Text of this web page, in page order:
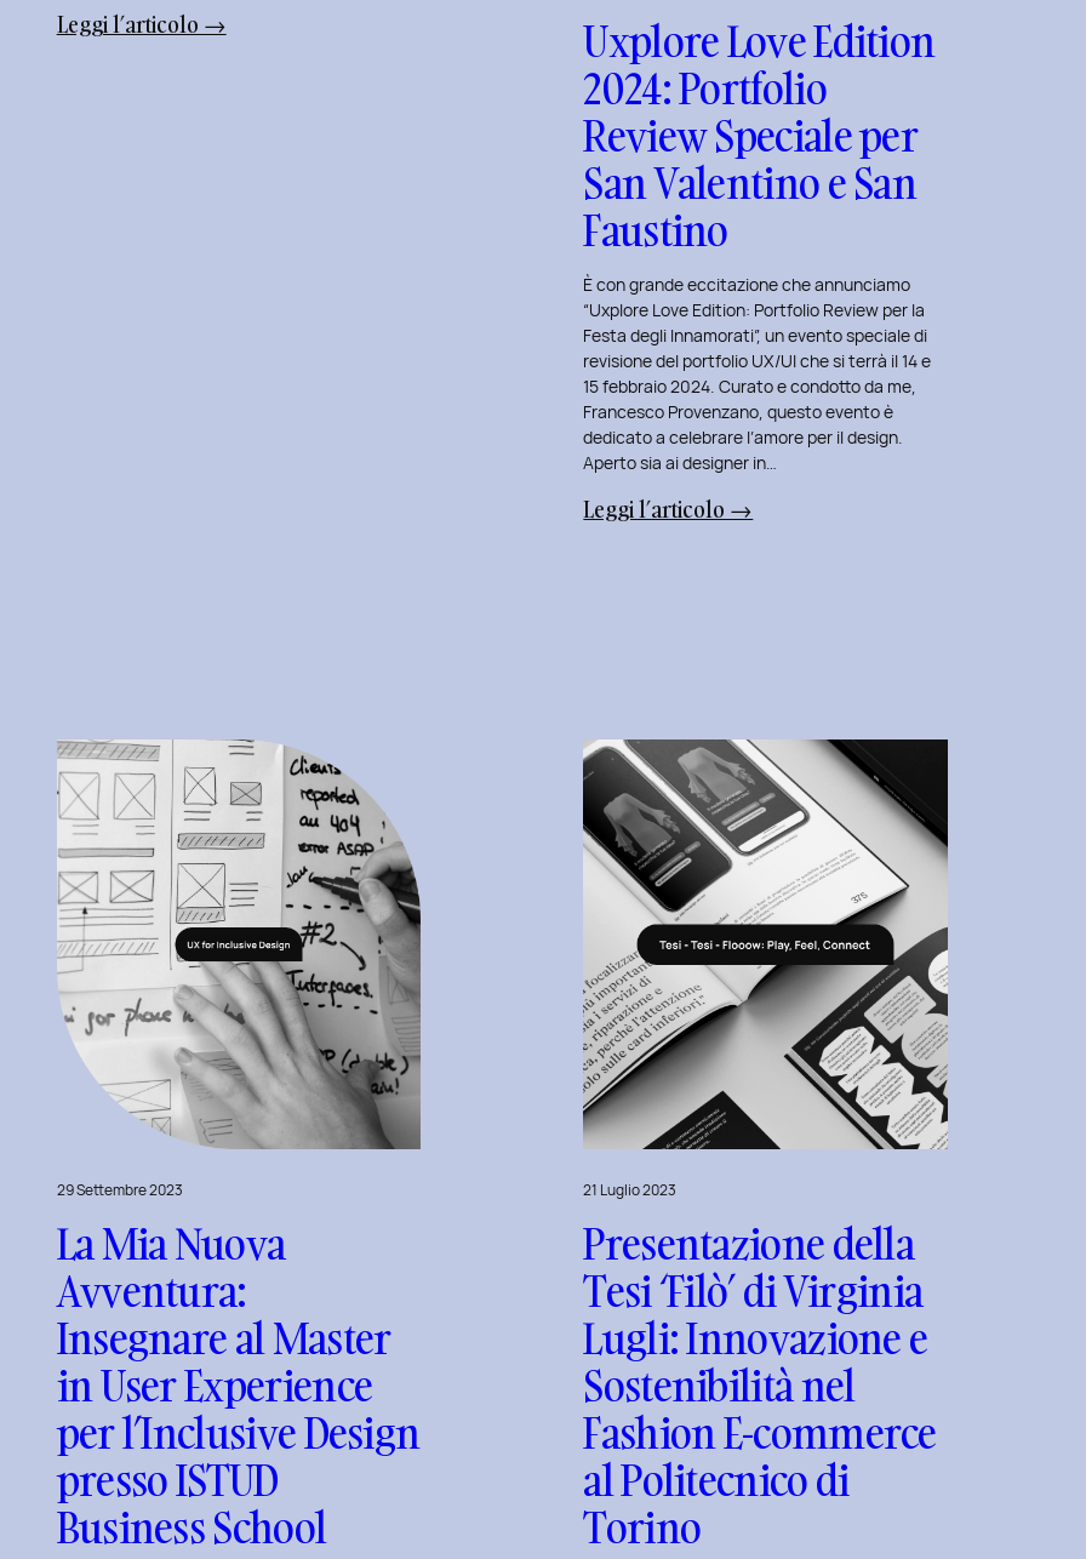
Leggi l’articolo →:
Uxplore Love Edition
2024: Portfolio
Review Speciale per
San Valentino e San
Faustino
È con grande eccitazione che annunciamo
“Uxplore Love Edition: Portfolio Review per la
Festa degli Innamorati”, un evento speciale di
revisione del portfolio UX/UI che si terrà il 14 e
15 febbraio 2024. Curato e condotto da me,
Francesco Provenzano, questo evento è
dedicato a celebrare l’amore per il design.
Aperto sia ai designer in…
Leggi l’articolo →
Speciale
per
San
Valentino
e
San
Faustino
29 Settembre 2023
La Mia Nuova
Avventura:
Insegnare al Master
in User Experience
per l’Inclusive Design
presso ISTUD
Business School
21 Luglio 2023
Presentazione della
Tesi ‘Filò’ di Virginia
Lugli: Innovazione e
Sostenibilità nel
Fashion E-commerce
al Politecnico di
Torino